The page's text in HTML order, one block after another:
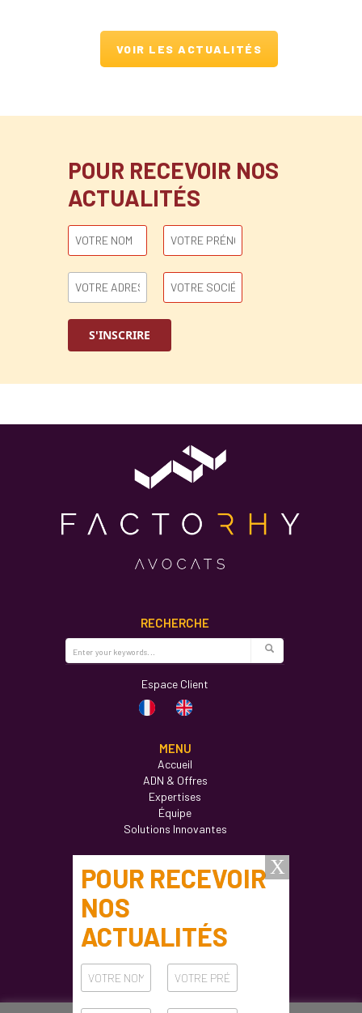
VOIR LES ACTUALITÉS
POUR RECEVOIR NOS
ACTUALITÉS
RECHERCHE
Espace Client
MENU
Accueil
ADN & Offres
Expertises
Équipe
Solutions Innovantes
Actualités
Carrières